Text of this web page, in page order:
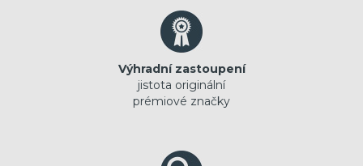
Výhradní zastoupení
jistota originální
prémiové značky